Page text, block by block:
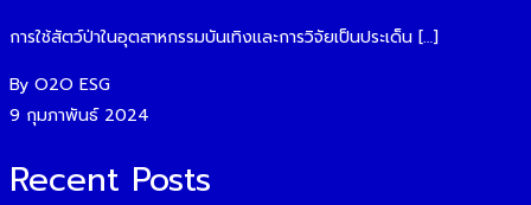
การใช้สัตว์ป่าในอุตสาหกรรมบันเทิงและการวิจัยเป็นประเด็น […]
By O2O ESG
9 กุมภาพันธ์ 2024
Recent Posts